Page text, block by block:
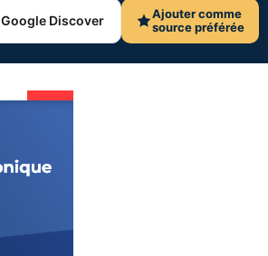
Google Discover
Ajouter comme
source préférée